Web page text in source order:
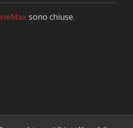
sono chiuse.